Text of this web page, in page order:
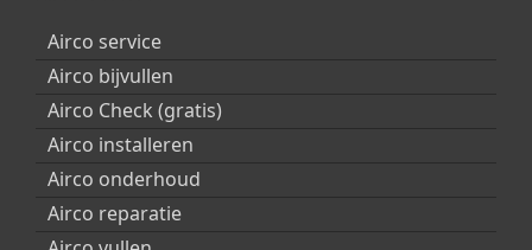
Airco service
Airco bijvullen
Airco Check (gratis)
Airco installeren
Airco onderhoud
Airco reparatie